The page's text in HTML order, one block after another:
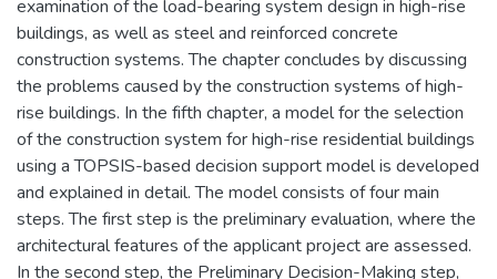
examination of the load-bearing system design in high-rise
buildings, as well as steel and reinforced concrete
construction systems. The chapter concludes by discussing
the problems caused by the construction systems of high-
rise buildings. In the fifth chapter, a model for the selection
of the construction system for high-rise residential buildings
using a TOPSIS-based decision support model is developed
and explained in detail. The model consists of four main
steps. The first step is the preliminary evaluation, where the
architectural features of the applicant project are assessed.
In the second step, the Preliminary Decision-Making step,